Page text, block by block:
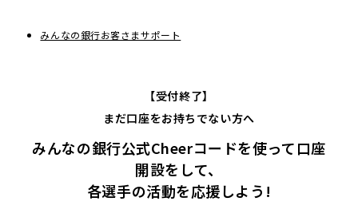
みんなの銀行お客さまサポート
【受付終了】
まだ口座をお持ちでない方へ
みんなの銀行公式Cheerコードを使って口座
開設をして、
各選手の活動を応援しよう!